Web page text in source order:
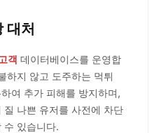
대처
객 데이터베이스를 운영합
하지 않고 도주하는 먹튀
여 추가 피해를 방지하며,
질 나쁜 유저를 사전에 차단
수 있습니다.